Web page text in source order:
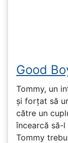
Good
Tommy, un
și forțat să
către un
încearcă să-l
Tommy